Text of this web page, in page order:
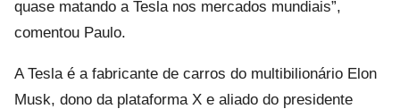
quase matando a Tesla nos mercados mundiais”,
comentou Paulo.
A Tesla é a fabricante de carros do multibilionário Elon
Musk, dono da plataforma X e aliado do presidente